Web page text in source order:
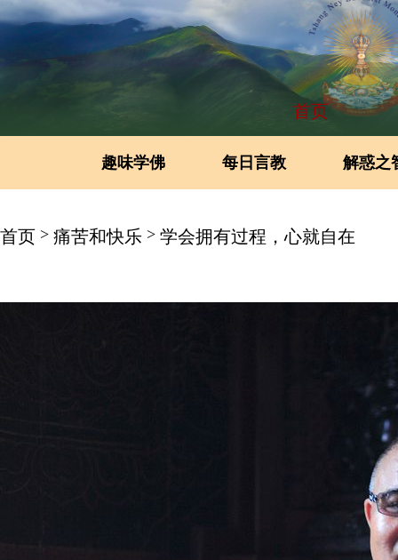
首页
趣味学佛 每日言教 解惑之
首页 > 痛苦和快乐 > 学会拥有过程，心就自在